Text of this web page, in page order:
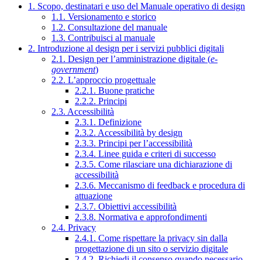
1. Scopo, destinatari e uso del Manuale operativo di design
1.1. Versionamento e storico
1.2. Consultazione del manuale
1.3. Contribuisci al manuale
2. Introduzione al design per i servizi pubblici digitali
2.1. Design per l’amministrazione digitale (e-
government)
2.2. L’approccio progettuale
2.2.1. Buone pratiche
2.2.2. Principi
2.3. Accessibilità
2.3.1. Definizione
2.3.2. Accessibilità by design
2.3.3. Principi per l’accessibilità
2.3.4. Linee guida e criteri di successo
2.3.5. Come rilasciare una dichiarazione di
accessibilità
2.3.6. Meccanismo di feedback e procedura di
attuazione
2.3.7. Obiettivi accessibilità
2.3.8. Normativa e approfondimenti
2.4. Privacy
2.4.1. Come rispettare la privacy sin dalla
progettazione di un sito o servizio digitale